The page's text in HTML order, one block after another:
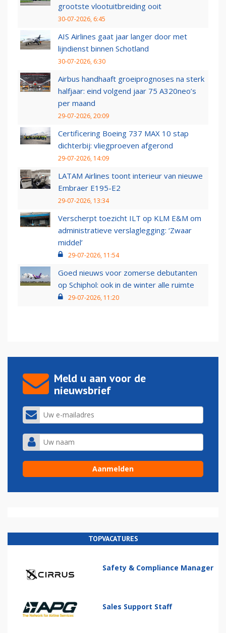
grootste vlootuitbreiding ooit
30-07-2026, 6:45
AIS Airlines gaat jaar langer door met
lijndienst binnen Schotland
30-07-2026, 6:30
Airbus handhaaft groeiprognoses na sterk
halfjaar: eind volgend jaar 75 A320neo’s
per maand
29-07-2026, 20:09
Certificering Boeing 737 MAX 10 stap
dichterbij: vliegproeven afgerond
29-07-2026, 14:09
LATAM Airlines toont interieur van nieuwe
Embraer E195-E2
29-07-2026, 13:34
Verscherpt toezicht ILT op KLM E&M om
administratieve verslaglegging: ‘Zwaar
middel’
29-07-2026, 11:54
Goed nieuws voor zomerse debutanten
op Schiphol: ook in de winter alle ruimte
29-07-2026, 11:20
Meld u aan voor de
nieuwsbrief
TOPVACATURES
Safety & Compliance Manager
Sales Support Staff